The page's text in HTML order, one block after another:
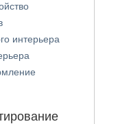
интерьера